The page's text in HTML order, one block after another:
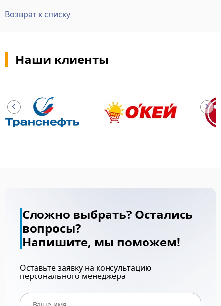
Возврат к списку
Наши клиенты
Сложно выбрать? Остались
вопросы?
Напишите, мы поможем!
Оставьте заявку на консультацию
персонального менеджера